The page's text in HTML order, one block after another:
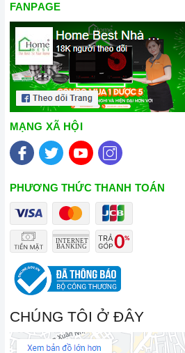
FANPAGE
MẠNG XÃ HỘI
PHƯƠNG THỨC THANH TOÁN
CHÚNG TÔI Ở ĐÂY